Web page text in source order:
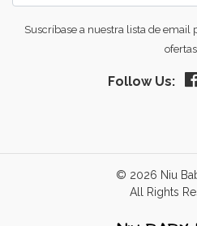
Suscríbase a nuestra lista de
Follow Us:
© 2026 Niu
All Rights